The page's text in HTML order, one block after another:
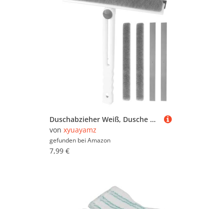
bis hin zuTORMATORoder
. Schauen Sie sich in Ruhe um und
vergleichen Sie. Um gezielter zu suchen, können
Sie die Fliesenwischer mit Hilfe der Filter weiter
einschränken und so gezielt nach bestimmten
Angeboten suchen. Sollten Sie nicht fündig
werden, können Sie sich auch im
Gesamtsortiment sämtlicher Wasserschieber,
Fliesenwischer & Fensterwischer
umsehen. Viel
Spaß beim Stöbern und Vergleichen!
Duschabzieher Weiß, Dusche Abzieher, Faltbarer Abzieher, Fliesenwischer mit 2 Ersatz-Geschirrtüchern und 2 Ersatz-Klebestreifen, Abzieher Auto über Badezimmerwände, Spiegel, Fenster, 26 cm
von xyuayamz
gefunden bei Amazon
7,99 €